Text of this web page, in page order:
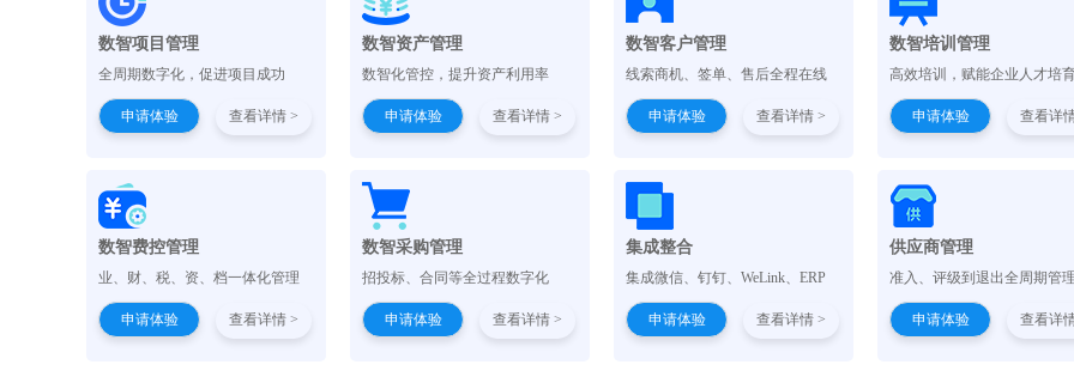
数智项目管理
全周期数字化，促进项目成功
申请体验 查看详情 >
数智资产管理
数智化管控，提升资产利用率
申请体验 查看详情 >
数智客户管理
线索商机、签单、售后全程在线
申请体验 查看详情 >
数智培训管理
高效培训，赋能企业人才培
申请体验 查看详
数智费控管理
业、财、税、资、档一体化管理
申请体验 查看详情 >
数智采购管理
招投标、合同等全过程数字化
申请体验 查看详情 >
集成整合
集成微信、钉钉、WeLink、ERP
申请体验 查看详情 >
供应商管理
准入、评级到退出全周期管
申请体验 查看详